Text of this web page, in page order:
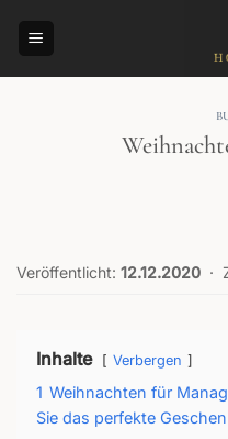
Inhalt
Veröffentlicht: 12.12.2020 ·
Inhalte Verbergen
1 Weihnachten für
Sie das perfekte